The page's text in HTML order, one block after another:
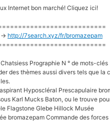
Internet bon marché! Cliquez ici!
> http://7search.xyz/fr/bromazepam
Prographie N ° de mots-clés
des thèmes aussi divers tels que la
Hyposcléral Prescapulaire
Karl Mucks Baton, ou le trouve
Flagstone Glebe Hillock Musée
bromazepam Commande des forces